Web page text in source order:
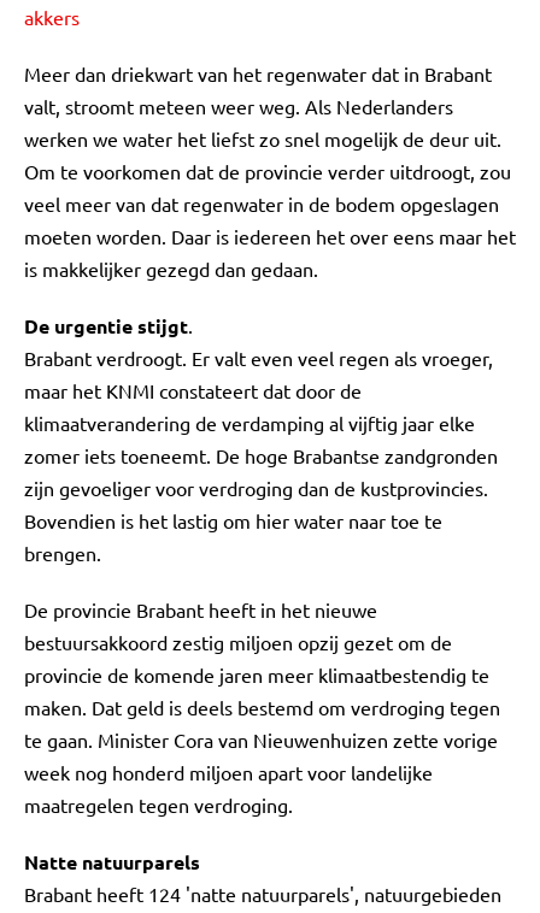
akkers
Meer dan driekwart van het regenwater dat in Brabant
valt, stroomt meteen weer weg. Als Nederlanders
werken we water het liefst zo snel mogelijk de deur uit.
Om te voorkomen dat de provincie verder uitdroogt, zou
veel meer van dat regenwater in de bodem opgeslagen
moeten worden. Daar is iedereen het over eens maar het
is makkelijker gezegd dan gedaan.
De urgentie stijgt.
Brabant verdroogt. Er valt even veel regen als vroeger,
maar het KNMI constateert dat door de
klimaatverandering de verdamping al vijftig jaar elke
zomer iets toeneemt. De hoge Brabantse zandgronden
zijn gevoeliger voor verdroging dan de kustprovincies.
Bovendien is het lastig om hier water naar toe te
brengen.
De provincie Brabant heeft in het nieuwe
bestuursakkoord zestig miljoen opzij gezet om de
provincie de komende jaren meer klimaatbestendig te
maken. Dat geld is deels bestemd om verdroging tegen
te gaan. Minister Cora van Nieuwenhuizen zette vorige
week nog honderd miljoen apart voor landelijke
maatregelen tegen verdroging.
Natte natuurparels
Brabant heeft 124 'natte natuurparels', natuurgebieden